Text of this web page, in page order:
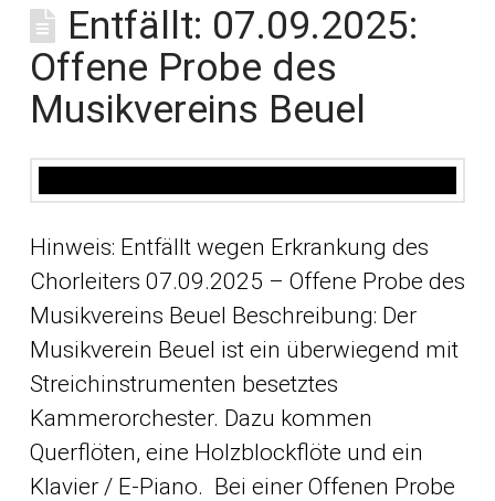
Entfällt: 07.09.2025:
Offene Probe des
Musikvereins Beuel
Hinweis: Entfällt wegen Erkrankung des
Chorleiters 07.09.2025 – Offene Probe des
Musikvereins Beuel Beschreibung: Der
Musikverein Beuel ist ein überwiegend mit
Streichinstrumenten besetztes
Kammerorchester. Dazu kommen
Querflöten, eine Holzblockflöte und ein
Klavier / E-Piano. Bei einer Offenen Probe